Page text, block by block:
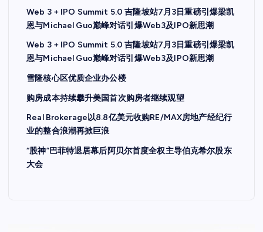
Web 3 + IPO Summit 5.0 吉隆坡站7月3日重磅引爆梁凯
恩与Michael Guo巅峰对话引爆Web3及IPO新思潮
Web 3 + IPO Summit 5.0 吉隆坡站7月3日重磅引爆梁凯
恩与Michael Guo巅峰对话引爆Web3及IPO新思潮
雪隆核心区优质企业办公楼
购房成本持续攀升美国首次购房者继续观望
Real Brokerage以8.8亿美元收购RE/MAX房地产经纪行
业的整合浪潮再掀巨浪
“股神”巴菲特退居幕后阿贝尔首度全权主导伯克希尔股东
大会